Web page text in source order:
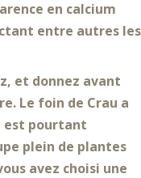
en calcium
entre autres les
et donnez avant
Le foin de Crau a
est pourtant
plein de plantes
avez choisi une